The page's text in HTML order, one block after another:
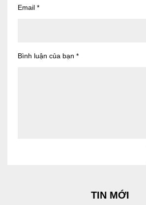
Email *
Bình luận của bạn *
TIN MỚI